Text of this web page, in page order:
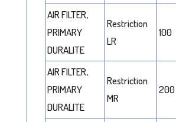
AIR FILTER,
PRIMARY
DURALITE
Restriction
LR
100
AIR FILTER,
PRIMARY
DURALITE
Restriction
MR
200